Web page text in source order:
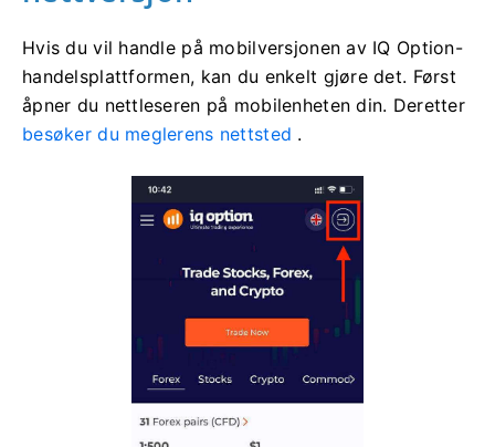
Hvis du vil handle på mobilversjonen av IQ Option-
handelsplattformen, kan du enkelt gjøre det. Først
åpner du nettleseren på mobilenheten din. Deretter
besøker du meglerens nettsted .